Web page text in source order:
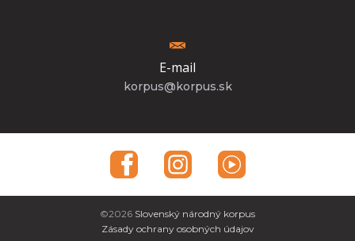
E-mail
korpus@korpus.sk
©2026 Slovenský národný korpus
Zásady ochrany osobných údajov